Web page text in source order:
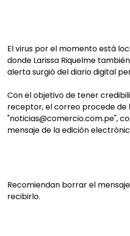
El virus por el momento está
donde Larissa Riquelme
alerta surgió del diario digital
Con el objetivo de tener
receptor, el correo procede de
"noticias@comercio.com.pe",
mensaje de la edición
Recomiendan borrar el
recibirlo.